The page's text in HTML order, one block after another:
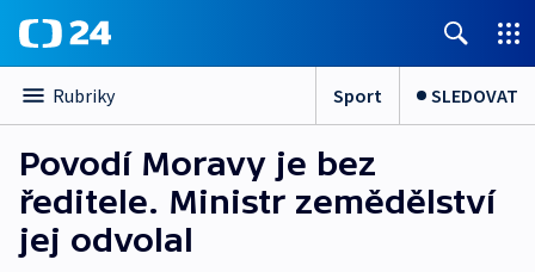
Rubriky Sport SLEDOVAT
Povodí Moravy je bez
ředitele. Ministr zemědělství
jej odvolal